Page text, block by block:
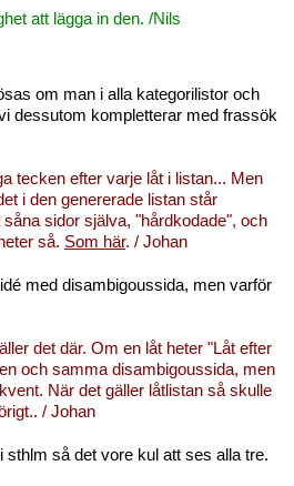
att lägga in den. /Nils
om man i alla kategorilistor och
dessutom kompletterar med frassök
tecken efter varje låt i listan... Men
i den genererade listan står
sidor själva, "hårdkodade", och
så. Som här. / Johan
med disambigoussida, men varför
det där. Om en låt heter "Låt efter
och samma disambigoussida, men
När det gäller låtlistan så skulle
/ Johan
så det vore kul att ses alla tre.